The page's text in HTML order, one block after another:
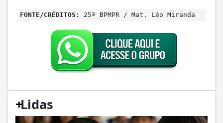
FONTE/CRÉDITOS: 25º BPMPR / Mat. Léo Miranda
+
Lidas